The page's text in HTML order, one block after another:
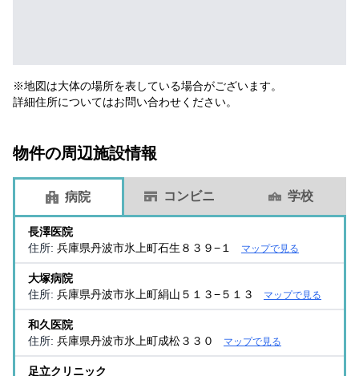
※地図は大体の場所を表している場合がございます。
詳細住所についてはお問い合わせください。
物件の周辺施設情報
病院 コンビニ 学校
長澤医院
住所: 兵庫県丹波市氷上町石生８３９−１ マップで見る
大塚病院
住所: 兵庫県丹波市氷上町絹山５１３−５１３ マップで見る
和久医院
住所: 兵庫県丹波市氷上町成松３３０ マップで見る
足立クリニック